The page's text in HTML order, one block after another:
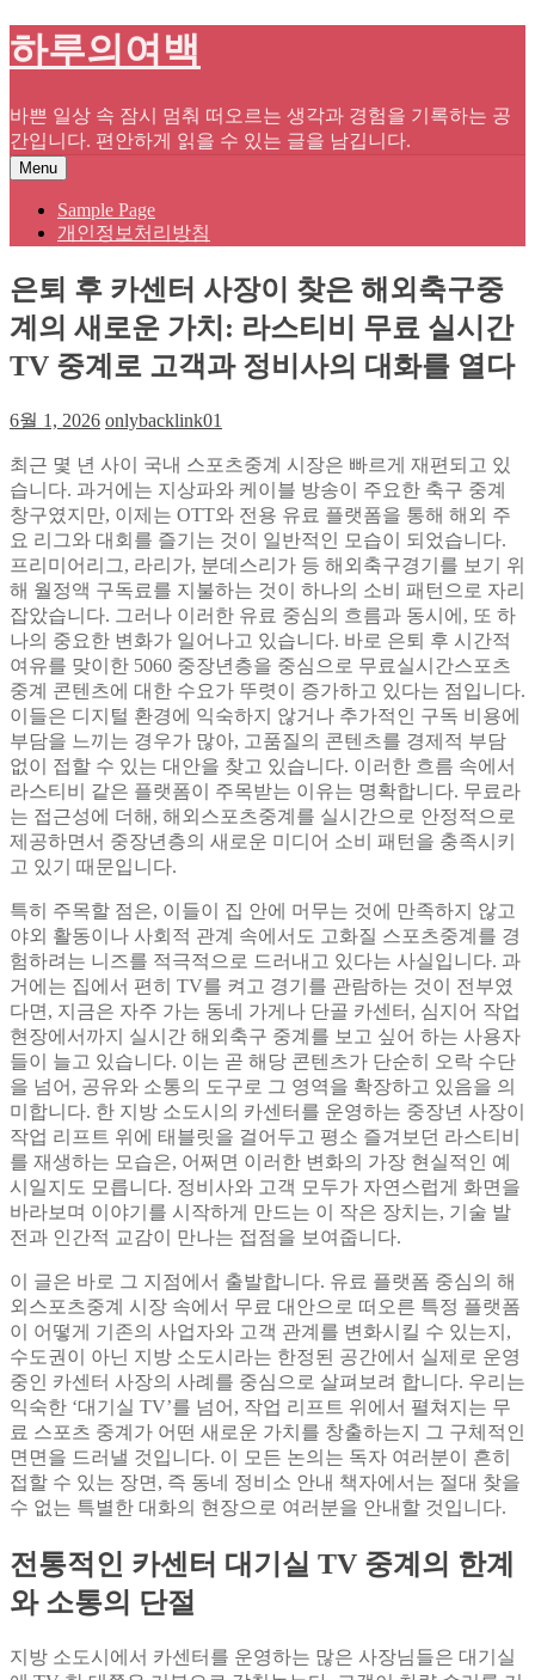
Skip
to
하루의여백
바쁜 일상 속 잠시 멈춰 떠오르는 생각과 경험을 기록하는 공
간입니다. 편안하게 읽을 수 있는 글을 남깁니다.
Menu
Sample Page
개인정보처리방침
은퇴 후 카센터 사장이 찾은 해외축구중
계의 새로운 가치: 라스티비 무료 실시간
TV 중계로 고객과 정비사의 대화를 열다
6월 1, 2026 onlybacklink01
최근 몇 년 사이 국내 스포츠중계 시장은 빠르게 재편되고 있
습니다. 과거에는 지상파와 케이블 방송이 주요한 축구 중계
창구였지만, 이제는 OTT와 전용 유료 플랫폼을 통해 해외 주
요 리그와 대회를 즐기는 것이 일반적인 모습이 되었습니다.
프리미어리그, 라리가, 분데스리가 등 해외축구경기를 보기 위
해 월정액 구독료를 지불하는 것이 하나의 소비 패턴으로 자리
잡았습니다. 그러나 이러한 유료 중심의 흐름과 동시에, 또 하
나의 중요한 변화가 일어나고 있습니다. 바로 은퇴 후 시간적
여유를 맞이한 5060 중장년층을 중심으로 무료실시간스포츠
중계 콘텐츠에 대한 수요가 뚜렷이 증가하고 있다는 점입니다.
이들은 디지털 환경에 익숙하지 않거나 추가적인 구독 비용에
부담을 느끼는 경우가 많아, 고품질의 콘텐츠를 경제적 부담
없이 접할 수 있는 대안을 찾고 있습니다. 이러한 흐름 속에서
라스티비 같은 플랫폼이 주목받는 이유는 명확합니다. 무료라
는 접근성에 더해, 해외스포츠중계를 실시간으로 안정적으로
제공하면서 중장년층의 새로운 미디어 소비 패턴을 충족시키
고 있기 때문입니다.
특히 주목할 점은, 이들이 집 안에 머무는 것에 만족하지 않고
야외 활동이나 사회적 관계 속에서도 고화질 스포츠중계를 경
험하려는 니즈를 적극적으로 드러내고 있다는 사실입니다. 과
거에는 집에서 편히 TV를 켜고 경기를 관람하는 것이 전부였
다면, 지금은 자주 가는 동네 가게나 단골 카센터, 심지어 작업
현장에서까지 실시간 해외축구 중계를 보고 싶어 하는 사용자
들이 늘고 있습니다. 이는 곧 해당 콘텐츠가 단순히 오락 수단
을 넘어, 공유와 소통의 도구로 그 영역을 확장하고 있음을 의
미합니다. 한 지방 소도시의 카센터를 운영하는 중장년 사장이
작업 리프트 위에 태블릿을 걸어두고 평소 즐겨보던 라스티비
를 재생하는 모습은, 어쩌면 이러한 변화의 가장 현실적인 예
시일지도 모릅니다. 정비사와 고객 모두가 자연스럽게 화면을
바라보며 이야기를 시작하게 만드는 이 작은 장치는, 기술 발
전과 인간적 교감이 만나는 접점을 보여줍니다.
이 글은 바로 그 지점에서 출발합니다. 유료 플랫폼 중심의 해
외스포츠중계 시장 속에서 무료 대안으로 떠오른 특정 플랫폼
이 어떻게 기존의 사업자와 고객 관계를 변화시킬 수 있는지,
수도권이 아닌 지방 소도시라는 한정된 공간에서 실제로 운영
중인 카센터 사장의 사례를 중심으로 살펴보려 합니다. 우리는
익숙한 ‘대기실 TV’를 넘어, 작업 리프트 위에서 펼쳐지는 무
료 스포츠 중계가 어떤 새로운 가치를 창출하는지 그 구체적인
면면을 드러낼 것입니다. 이 모든 논의는 독자 여러분이 흔히
접할 수 있는 장면, 즉 동네 정비소 안내 책자에서는 절대 찾을
수 없는 특별한 대화의 현장으로 여러분을 안내할 것입니다.
전통적인 카센터 대기실 TV 중계의 한계
와 소통의 단절
지방 소도시에서 카센터를 운영하는 많은 사장님들은 대기실